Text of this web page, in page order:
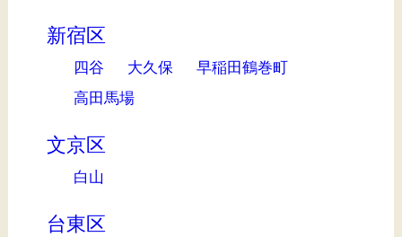
新宿区
四谷 大久保
早稲田鶴巻町
高田馬場
文京区
白山
台東区